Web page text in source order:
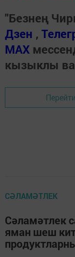
"Безнең
Дзен ,
МАХ
кызыклы
СӘЛАМӘТЛЕК
Сәламәтлек
яман шеш